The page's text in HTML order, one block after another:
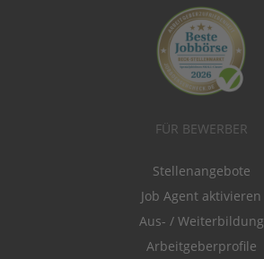
FÜR BEWERBER
Stellenangebote
Job Agent aktivieren
Aus- / Weiterbildung
Arbeitgeberprofile